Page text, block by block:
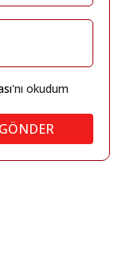
'nı okudum
GÖNDER